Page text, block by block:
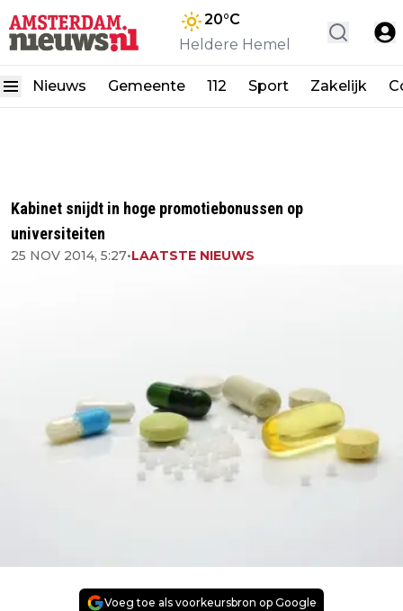
20°C
Heldere Hemel
Nieuws Gemeente 112 Sport Zakelijk
Kabinet snijdt in hoge promotiebonussen op
universiteiten
25 NOV 2014, 5:27•LAATSTE NIEUWS
Voeg toe als voorkeursbron op Google